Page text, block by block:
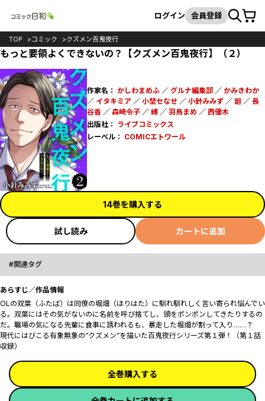
検索
ログイン 会員登録カート
TOP コミック クズメン百鬼夜行
もっと要領よくできないの？【クズメン百鬼夜行】（２）
作家名： かしわまめふ／ グルナ編集部／ かみきわか
／ イタキミア／ 小埜セなせ／ 小針みみず／ 廻／ 長
谷香／ 森崎令子／ 縛／ 羽鳥まめ ／ 西優木
出版社： ライブコミックス
レーベル： COMICエトワール
14巻を購入する
試し読み カートに追加
関連タグ
あらすじ／作品情報
OLの双葉（ふたば）は同僚の堀畑（ほりはた）に馴れ馴れしく言い寄られ悩んでい
る。双葉にはその気がないのに名前を呼び捨てし、頭をポンポンしてきたりするの
だ。職場の気になる先輩に食事に誘われるも、暴走した堀畑が割って入り……？
現代にはびこる有象無象の”クズメン”を描いた百鬼夜行シリーズ第１弾！（第１話
収録）
全巻購入する